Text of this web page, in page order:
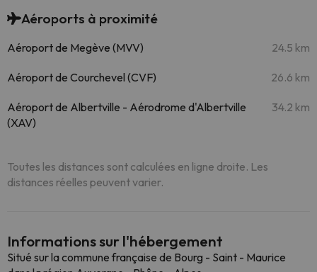
Aéroports à proximité
Aéroport de Megève (MVV) 24.5 km
Aéroport de Courchevel (CVF) 26.6 km
Aéroport de Albertville - Aérodrome d'Albertville
(XAV)
34.2 km
Toutes les distances sont calculées en ligne droite. Les
distances réelles peuvent varier.
Informations sur l'hébergement
Situé sur la commune française de Bourg - Saint - Maurice